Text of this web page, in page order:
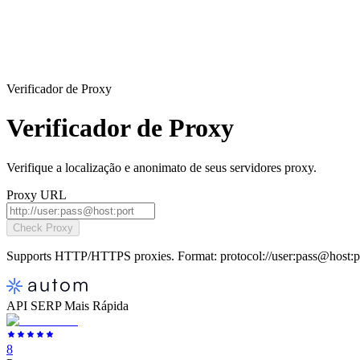
Verificador de Proxy
Verificador de Proxy
Verifique a localização e anonimato de seus servidores proxy.
Proxy URL
Check Proxy
Supports HTTP/HTTPS proxies. Format: protocol://
API SERP Mais Rápida
8